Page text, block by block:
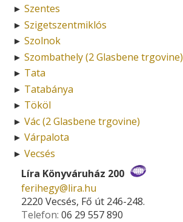
► Szentes
► Szigetszentmiklós
► Szolnok
► Szombathely (2 Glasbene trgovine)
► Tata
► Tatabánya
► Tököl
► Vác (2 Glasbene trgovine)
► Várpalota
► Vecsés
Líra Könyváruház 200
ferihegy­@­lira.hu
2220 Vecsés, Fő út 246-248.
Telefon: 06 29 557 890